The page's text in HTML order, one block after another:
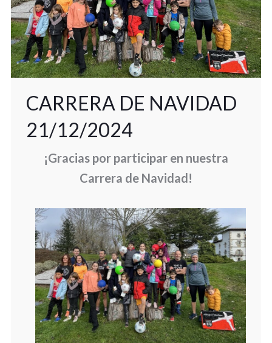
CARRERA DE NAVIDAD
21/12/2024
¡Gracias por participar en nuestra
Carrera de Navidad!